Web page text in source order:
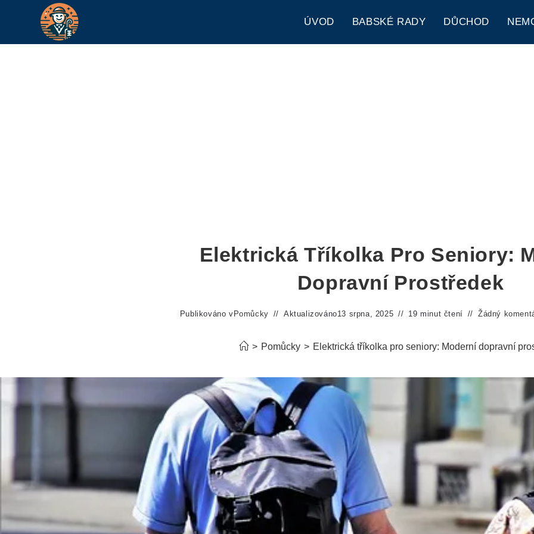
ÚVOD BABSKÉ RADY DŮCHOD
Elektrická Tříkolka Pro Seniory:
Dopravní Prostředek
Publikováno v Pomůcky Aktualizováno13 srpna, 2025 19 minut čtení Žádný
> Pomůcky > Elektrická tříkolka pro seniory: Moderní dopravní